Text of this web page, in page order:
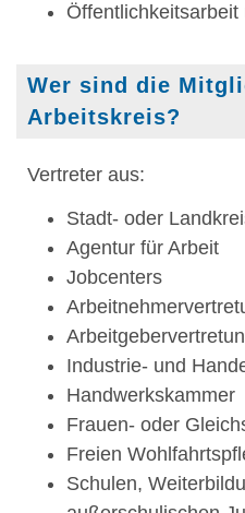
Wer sind die
Arbeitskreis?
Vertreter aus:
Stadt- oder
Agentur für Arbeit
Jobcenters
Industrie- und
Handwerkskammer
Frauen- oder
Freien
Schulen,